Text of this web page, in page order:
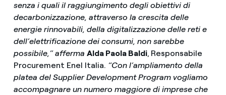
senza i quali il raggiungimento degli obiettivi di
decarbonizzazione, attraverso la crescita delle
energie rinnovabili, della digitalizzazione delle reti e
dell’elettrificazione dei consumi, non sarebbe
possibile,” afferma Alda Paola Baldi, Responsabile
Procurement Enel Italia. “Con l’ampliamento della
platea del Supplier Development Program vogliamo
accompagnare un numero maggiore di imprese che